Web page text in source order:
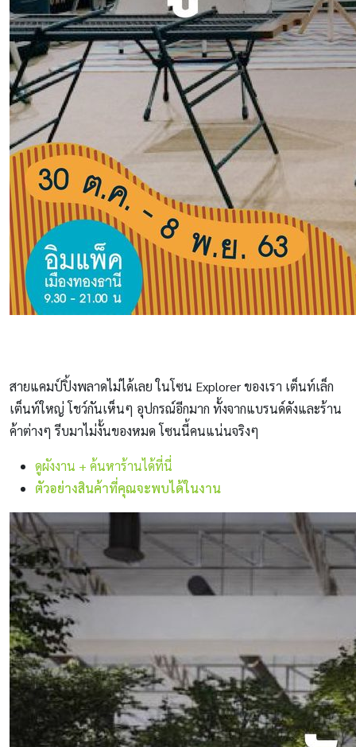
สายแคมป์ปิ้งพลาดไม่ได้เลย ในโซน Explorer ของเรา เต็นท์เล็ก
เต็นท์ใหญ่ โชว์กันเห็นๆ อุปกรณ์อีกมาก ทั้งจากแบรนด์ดังและร้าน
ค้าต่างๆ รีบมาไม่งั้นของหมด โซนนี้คนแน่นจริงๆ
ดูผังงาน + ค้นหาร้านได้ที่นี่
ตัวอย่างสินค้าที่คุณจะพบได้ในงาน